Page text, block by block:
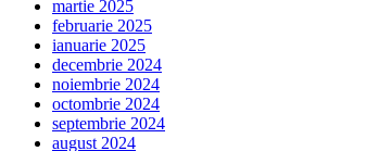
martie 2025
februarie 2025
ianuarie 2025
decembrie 2024
noiembrie 2024
octombrie 2024
septembrie 2024
august 2024